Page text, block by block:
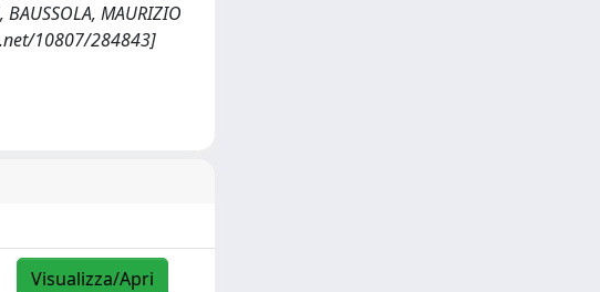
BAUSSOLA, MAURIZIO
10807/284843]
Visualizza/Apri